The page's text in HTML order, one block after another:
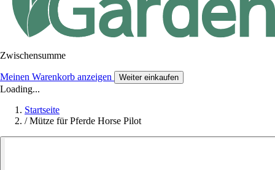
Zwischensumme
Meinen Warenkorb anzeigen Weiter einkaufen
Loading...
Startseite
/ Mütze für Pferde Horse Pilot